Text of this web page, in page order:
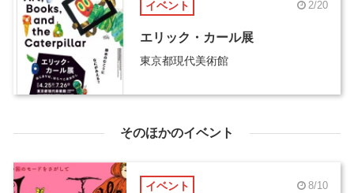
イベント 2/20
エリック・カール展
東京都現代美術館
そのほかのイベント
イベント 8/10